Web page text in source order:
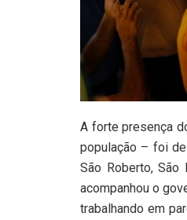
A forte presença
população – foi
São Roberto, São
acompanhou o
trabalhando em